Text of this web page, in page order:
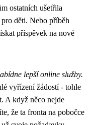
ostatních ušetřila
děti. Nebo příběh
příspěvek na nové
lepší online služby.
vyřízení žádostí - tohle
A když něco nejde
že ta fronta na pobočce